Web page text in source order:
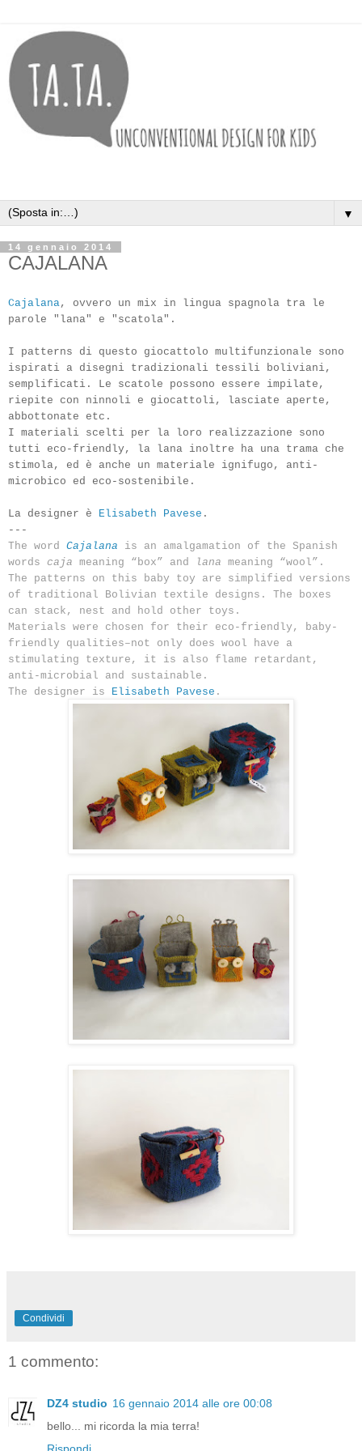
▼
14 gennaio 2014
CAJALANA
Cajalana, ovvero un mix in lingua spagnola tra le
parole "lana" e "scatola".
I patterns di questo giocattolo multifunzionale sono
ispirati a disegni tradizionali tessili boliviani ,
semplificati.
Le scatole possono essere impilate,
riepite con ninnoli e giocattoli, lasciate aperte,
abbottonate etc.
I materiali scelti per la loro realizzazione sono
tutti eco-friendly, la lana inoltre ha una trama che
stimola, ed è anche un materiale ignifugo,
anti-
microbico
ed eco-sostenibile.
La designer è Elisabeth Pavese .
---
The word Cajalana is an amalgamation of the Spanish
words caja meaning “box” and lana meaning “wool”.
The patterns on this baby toy are simplified versions
of traditional Bolivian textile designs. The boxes
can stack, nest and hold other toys.
Materials were chosen for their eco-friendly, baby-
friendly qualities–not only does wool have a
stimulating texture, it is also flame retardant,
anti-microbial and sustainable.
The designer is
Elisabeth Pavese .
Condividi
1 commento:
DZ4 studio 16 gennaio 2014 alle ore 00:08
bello... mi ricorda la mia terra!